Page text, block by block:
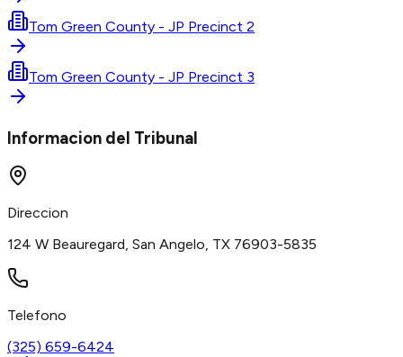
Tom Green County - JP Precinct 2
Tom Green County - JP Precinct 3
Informacion del Tribunal
Direccion
124 W Beauregard, San Angelo, TX 76903-5835
Telefono
(325) 659-6424